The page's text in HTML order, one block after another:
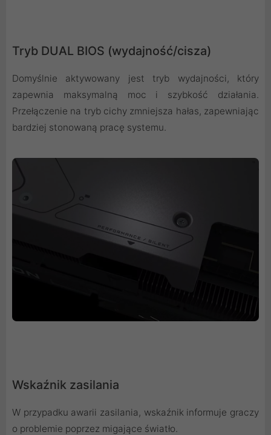
Tryb DUAL BIOS (wydajność/cisza)
Domyślnie aktywowany jest tryb wydajności, który
zapewnia maksymalną moc i szybkość działania.
Przełączenie na tryb cichy zmniejsza hałas, zapewniając
bardziej stonowaną pracę systemu.
Wskaźnik zasilania
W przypadku awarii zasilania, wskaźnik informuje graczy
o problemie poprzez migające światło.